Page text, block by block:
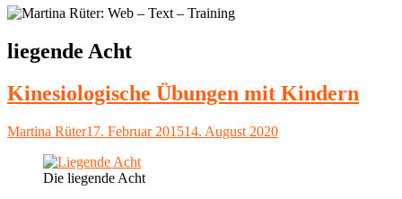
Schlagwort:
liegende Acht
Kinesiologische Übungen mit Kindern
Autor
Martina RüterVeröffentlicht
17. Februar 201514. August 2020
Die liegende Acht